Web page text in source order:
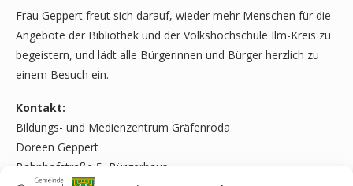
Frau Geppert freut sich darauf, wieder mehr Menschen für die
Angebote der Bibliothek und der Volkshochschule Ilm-Kreis zu
begeistern, und lädt alle Bürgerinnen und Bürger herzlich zu
einem Besuch ein.
Kontakt:
Bildungs- und Medienzentrum Gräfenroda
Doreen Geppert
Bahnhofstraße 5, Bürgerhaus